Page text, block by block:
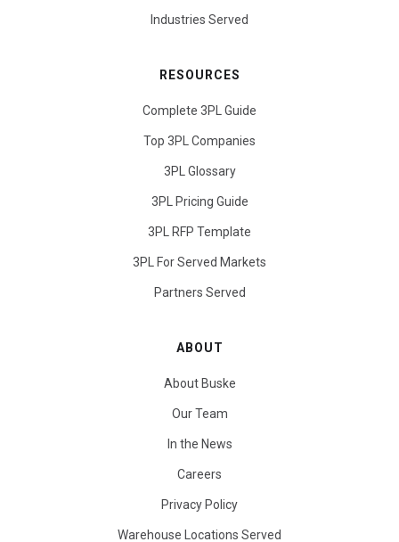
Industries Served
RESOURCES
Complete 3PL Guide
Top 3PL Companies
3PL Glossary
3PL Pricing Guide
3PL RFP Template
3PL For Served Markets
Partners Served
ABOUT
About Buske
Our Team
In the News
Careers
Privacy Policy
Warehouse Locations Served